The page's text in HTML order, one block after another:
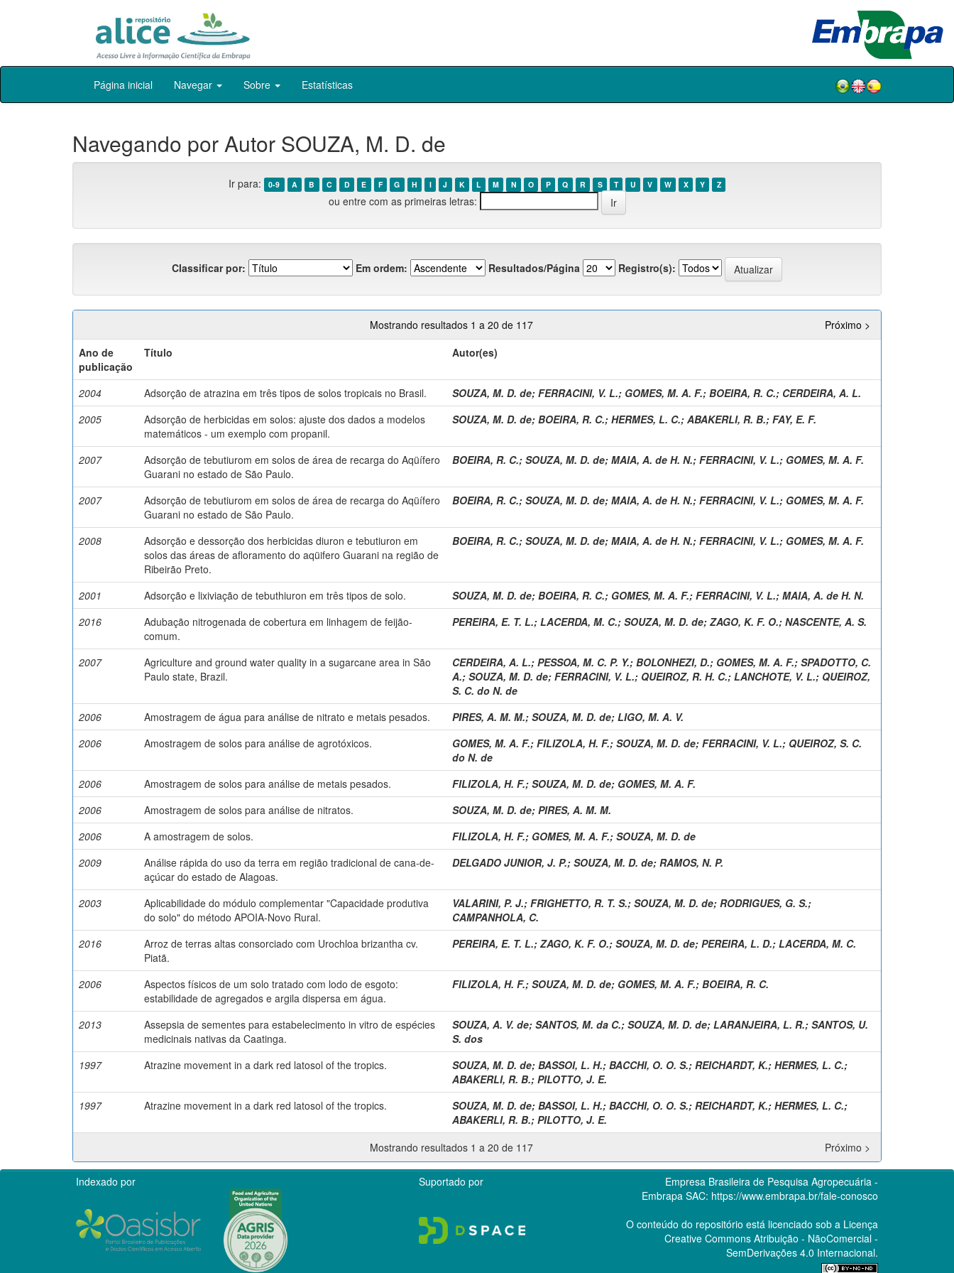
Skip
Página inicial Navegar Sobre Estatísticas
Navegando por Autor SOUZA, M. D. de
Ir para: 0-9 A B C D E F G H I J K L M N O P Q R S T U V W X Y Z
ou entre com as primeiras letras:
Classificar por: Em ordem: Resultados/Página Registro(s):
Mostrando resultados 1 a 20 de 117
Próximo >
Ano de
publicação
Título Autor(es)
2004 Adsorção de atrazina em três tipos de solos tropicais no Brasil. SOUZA, M. D. de; FERRACINI, V. L.; GOMES, M. A. F.; BOEIRA, R. C.; CERDEIRA, A. L.
2005
Adsorção de herbicidas em solos: ajuste dos dados a modelos
matemáticos - um exemplo com propanil.
SOUZA, M. D. de; BOEIRA, R. C.; HERMES, L. C.; ABAKERLI, R. B.; FAY, E. F.
2007
Adsorção de tebutiurom em solos de área de recarga do Aqüífero
Guarani no estado de São Paulo.
BOEIRA, R. C.; SOUZA, M. D. de; MAIA, A. de H. N.; FERRACINI, V. L.; GOMES, M. A. F.
2007
Adsorção de tebutiurom em solos de área de recarga do Aqüífero
Guarani no estado de São Paulo.
BOEIRA, R. C.; SOUZA, M. D. de; MAIA, A. de H. N.; FERRACINI, V. L.; GOMES, M. A. F.
2008
Adsorção e dessorção dos herbicidas diuron e tebutiuron em
solos das áreas de afloramento do aqüifero Guarani na região de
Ribeirão Preto.
BOEIRA, R. C.; SOUZA, M. D. de; MAIA, A. de H. N.; FERRACINI, V. L.; GOMES, M. A. F.
2001 Adsorção e lixiviação de tebuthiuron em três tipos de solo. SOUZA, M. D. de; BOEIRA, R. C.; GOMES, M. A. F.; FERRACINI, V. L.; MAIA, A. de H. N.
2016
Adubação nitrogenada de cobertura em linhagem de feijão-
comum.
PEREIRA, E. T. L.; LACERDA, M. C.; SOUZA, M. D. de; ZAGO, K. F. O.; NASCENTE, A. S.
2007
Agriculture and ground water quality in a sugarcane area in São
Paulo state, Brazil.
CERDEIRA, A. L.; PESSOA, M. C. P. Y.; BOLONHEZI, D.; GOMES, M. A. F.; SPADOTTO, C.
A.; SOUZA, M. D. de; FERRACINI, V. L.; QUEIROZ, R. H. C.; LANCHOTE, V. L.; QUEIROZ,
S. C. do N. de
2006
Amostragem de água para análise de nitrato e metais pesados. PIRES, A. M. M.; SOUZA, M. D. de; LIGO, M. A. V.
2006
Amostragem de solos para análise de agrotóxicos. GOMES, M. A. F.; FILIZOLA, H. F.; SOUZA, M. D. de; FERRACINI, V. L.; QUEIROZ, S. C.
do N. de
2006
Amostragem de solos para análise de metais pesados. FILIZOLA, H. F.; SOUZA, M. D. de; GOMES, M. A. F.
2006
Amostragem de solos para análise de nitratos. SOUZA, M. D. de; PIRES, A. M. M.
2006
A amostragem de solos. FILIZOLA, H. F.; GOMES, M. A. F.; SOUZA, M. D. de
2009
Análise rápida do uso da terra em região tradicional de cana-de-
açúcar do estado de Alagoas.
DELGADO JUNIOR, J. P.; SOUZA, M. D. de; RAMOS, N. P.
2003
Aplicabilidade do módulo complementar "Capacidade produtiva
do solo" do método APOIA-Novo Rural.
VALARINI, P. J.; FRIGHETTO, R. T. S.; SOUZA, M. D. de; RODRIGUES, G. S.;
CAMPANHOLA, C.
2016
Arroz de terras altas consorciado com Urochloa brizantha cv.
Piatã.
PEREIRA, E. T. L.; ZAGO, K. F. O.; SOUZA, M. D. de; PEREIRA, L. D.; LACERDA, M. C.
2006
Aspectos físicos de um solo tratado com lodo de esgoto:
estabilidade de agregados e argila dispersa em água.
FILIZOLA, H. F.; SOUZA, M. D. de; GOMES, M. A. F.; BOEIRA, R. C.
2013
Assepsia de sementes para estabelecimento in vitro de espécies
medicinais nativas da Caatinga.
SOUZA, A. V. de; SANTOS, M. da C.; SOUZA, M. D. de; LARANJEIRA, L. R.; SANTOS, U.
S. dos
1997
Atrazine movement in a dark red latosol of the tropics. SOUZA, M. D. de; BASSOI, L. H.; BACCHI, O. O. S.; REICHARDT, K.; HERMES, L. C.;
ABAKERLI, R. B.; PILOTTO, J. E.
1997
Atrazine movement in a dark red latosol of the tropics. SOUZA, M. D. de; BASSOI, L. H.; BACCHI, O. O. S.; REICHARDT, K.; HERMES, L. C.;
ABAKERLI, R. B.; PILOTTO, J. E.
Mostrando resultados 1 a 20 de 117
Próximo >
Indexado por Suportado por
Empresa Brasileira de Pesquisa Agropecuária -
Embrapa SAC: https://www.embrapa.br/fale-conosco
O conteúdo do repositório está licenciado sob a Licença
Creative CommonsAtribuição - NãoComercial -
SemDerivações 4.0 Internacional.